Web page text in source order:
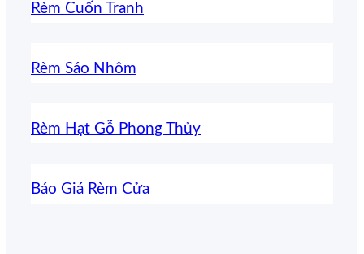
Rèm Cuốn Tranh
Rèm Sáo Nhôm
Rèm Hạt Gỗ Phong Thủy
Báo Giá Rèm Cửa